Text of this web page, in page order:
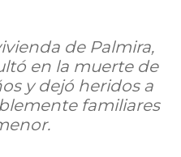
de Palmira,
en la muerte de
y dejó heridos a
familiares